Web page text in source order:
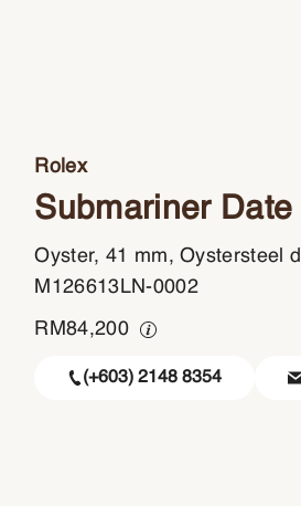
Rolex
Submariner Date
Oyster, 41 mm, Oystersteel
M126613LN-0002
RM84,200
(+603) 2148 8354